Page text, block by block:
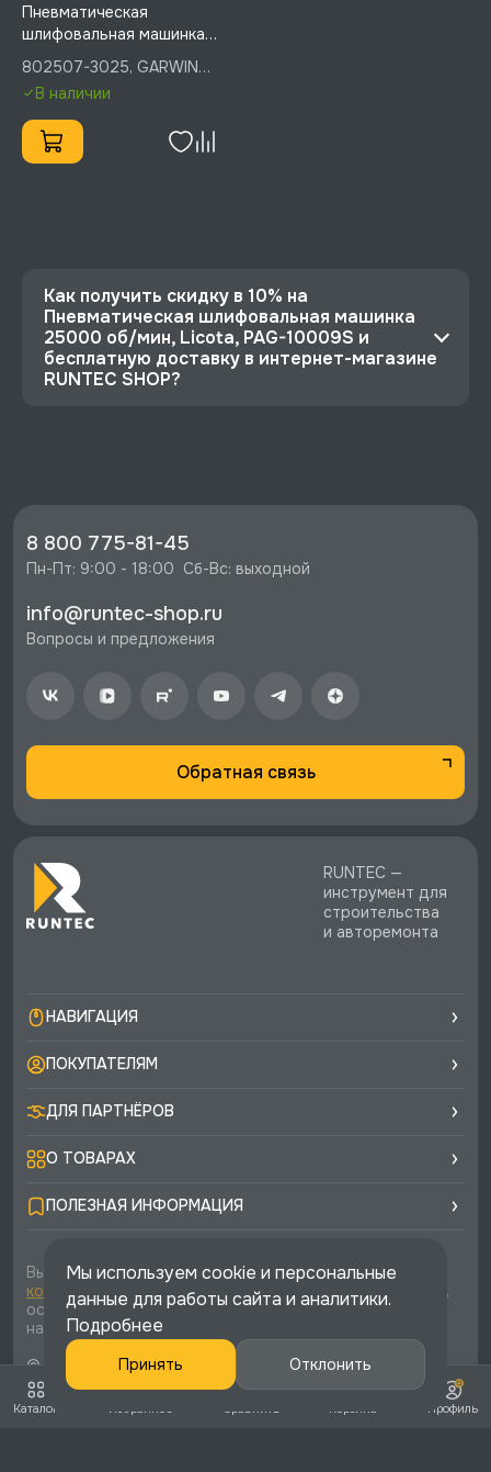
Пневматическая
шлифовальная машинка,
25000 об/мин,
промышленная, GARWIN
INDUSTRIAL, 802507-
3025
802507-3025, GARWIN
INDUSTRIAL
В наличии
Как получить скидку в 10% на
Пневматическая шлифовальная машинка
25000 об/мин, Licota, PAG-10009S и
бесплатную доставку в интернет-магазине
RUNTEC SHOP?
скидкой - 4491 руб.
⚡️ Бесплатная доставка в Москве, Санкт-
стоимости заказа.
8 800 775-81-45
Пн-Пт: 9:00 - 18:00  Сб-Вс: выходной
info@runtec-shop.ru
Вопросы и предложения
Обратная связь
RUNTEC —
инструмент для
строительства
и авторемонта
НАВИГАЦИЯ
ПОКУПАТЕЛЯМ
ДЛЯ ПАРТНЁРОВ
О ТОВАРАХ
ПОЛЕЗНАЯ ИНФОРМАЦИЯ
Вы соглашаетесь с условиямиполитики
конфиденциальностиипубличной офертыкаждый раз,
оставляя свои данные в любой форме обратной связи
на сайте runtec-shop.ru
© 2026 «Runtec», официальный интернет-магазин. Все
права защищены
Каталог Профиль
Мы используем cookie и персональные
данные для работы сайта и аналитики.
Подробнее
Принять Отклонить